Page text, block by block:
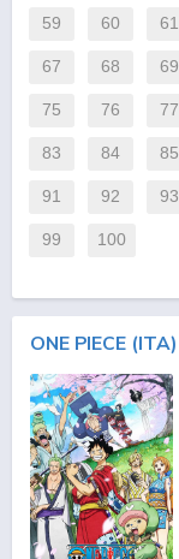
59 60 61
67 68 69
75 76 77
83 84 85
91 92 93
99 100
ONE PIECE (ITA)